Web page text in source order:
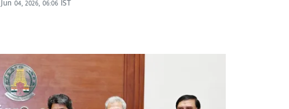
Jun 04, 2026, 06:06 IST